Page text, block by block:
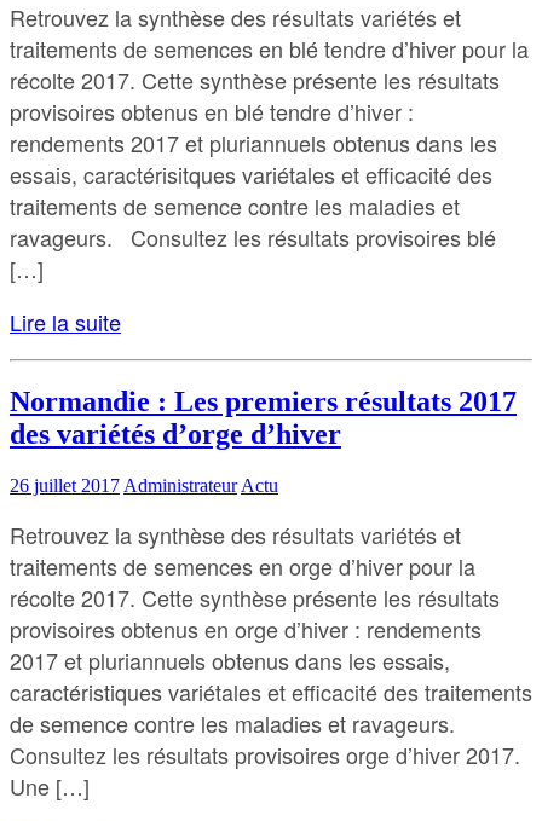
Retrouvez la synthèse des résultats variétés et
traitements de semences en blé tendre d’hiver pour la
récolte 2017. Cette synthèse présente les résultats
provisoires obtenus en blé tendre d’hiver :
rendements 2017 et pluriannuels obtenus dans les
essais, caractérisitques variétales et efficacité des
traitements de semence contre les maladies et
ravageurs. Consultez les résultats provisoires blé
[…]
Lire la suite
Normandie : Les premiers résultats 2017
des variétés d’orge d’hiver
26 juillet 2017 Administrateur Actu
Retrouvez la synthèse des résultats variétés et
traitements de semences en orge d’hiver pour la
récolte 2017. Cette synthèse présente les résultats
provisoires obtenus en orge d’hiver : rendements
2017 et pluriannuels obtenus dans les essais,
caractéristiques variétales et efficacité des traitements
de semence contre les maladies et ravageurs.
Consultez les résultats provisoires orge d’hiver 2017.
Une […]